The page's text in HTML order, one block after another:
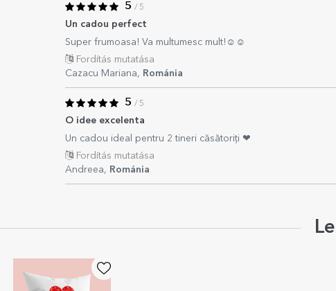
5 / 5
Un cadou perfect
Super frumoasa! Va multumesc mult!☺️☺️
Fordítás mutatása
Cazacu Mariana, Románia
5 / 5
O idee excelenta
Un cadou ideal pentru 2 tineri căsătoriți ❤
Fordítás mutatása
Andreea, Románia